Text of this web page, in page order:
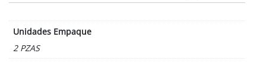
Unidades Empaque
2 PZAS